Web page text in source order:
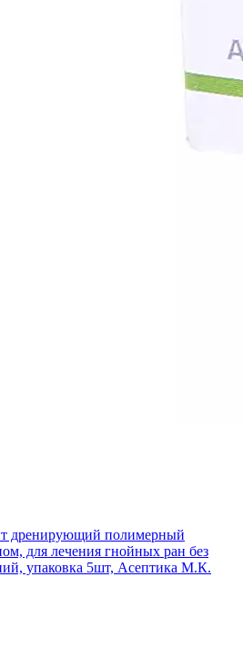
полимерный
для лечения гнойных ран без
упаковка 5шт, Асептика М.К.